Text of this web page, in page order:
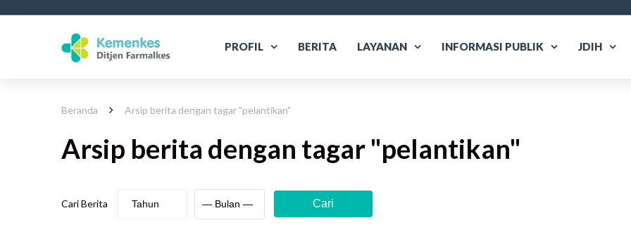
PROFIL BERITA LAYANAN INFORMASI PUBLIK JDIH
Beranda Arsip berita dengan tagar "pelantikan"
Arsip berita dengan tagar "pelantikan"
Cari Berita Cari